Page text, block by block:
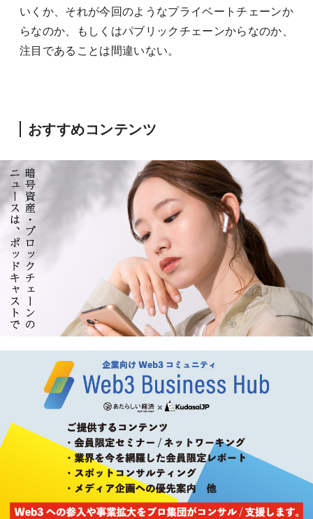
いくか、それが今回のようなプライベートチェーンか
らなのか、もしくはパブリックチェーンからなのか、
注目であることは間違いない。
おすすめコンテンツ